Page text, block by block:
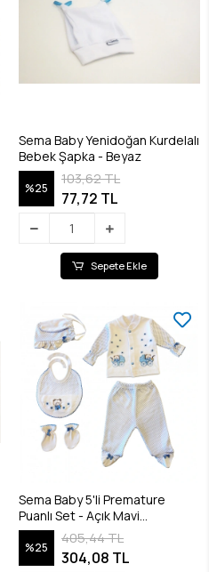
Sema Baby Yenidoğan Kurdelalı
Bebek Şapka - Beyaz
%25
103,62 TL
77,72 TL
Sepete Ekle
Sema Baby 5'li Premature
Puanlı Set - Açık Mavi
8682476853155
%25
405,44 TL
304,08 TL